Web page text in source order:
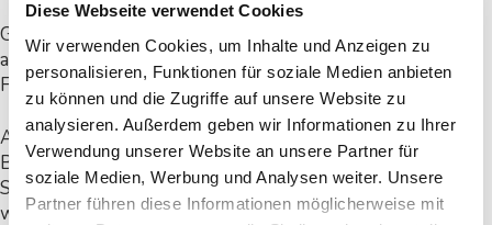
Diese Webseite verwendet Cookies
Wir verwenden Cookies, um Inhalte und Anzeigen zu
personalisieren, Funktionen für soziale Medien anbieten
zu können und die Zugriffe auf unsere Website zu
analysieren. Außerdem geben wir Informationen zu Ihrer
Verwendung unserer Website an unsere Partner für
soziale Medien, Werbung und Analysen weiter. Unsere
Partner führen diese Informationen möglicherweise mit
Grüezi, ich bin Martin Brändle und habe zwei
ausgewachsene Söhne. Seit Januar 1987 bin ich bei der
Firma Kägi Söhne AG tätig.
Als Hauswart kümmere ich mich um die Reinigung des
Betriebes und halte die Umgebung in Schwung. Im
Sommer will der Rasen gemäht, im Winter der Schnee
weggeräumt werden, langweilig wird es mir dabei nie.